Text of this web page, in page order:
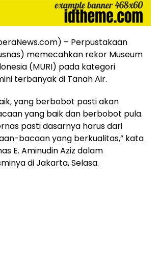
– Perpustakaan
memecahkan rekor Museum
(MURI) pada kategori
terbanyak di Tanah Air.
yang berbobot pasti akan
yang baik dan berbobot pula.
pasti dasarnya harus dari
bacaan yang berkualitas,” kata
E. Aminudin Aziz dalam
di Jakarta, Selasa.